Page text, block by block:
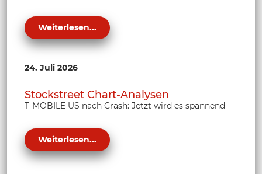
Weiterlesen...
24. Juli 2026
Stockstreet Chart-Analysen
T-MOBILE US nach Crash: Jetzt wird es spannend
Weiterlesen...